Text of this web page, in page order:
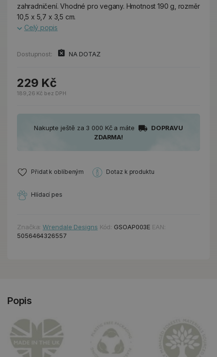
zahradničení. Vhodné pro vegany. Hmotnost 190 g, rozměr
10,5 x 5,7 x 3,5 cm.
Celý popis
Dostupnost: NA DOTAZ
229 Kč
189,26 Kč bez DPH
Nakupte ještě za 3 000 Kč a máte
DOPRAVU
ZDARMA!
Přidat k oblíbeným Dotaz k produktu
Hlídací pes
Značka:Wrendale Designs Kód: GSOAP003E EAN:
5056464326557
Popis